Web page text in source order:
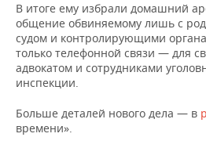
В итоге ему избрали домашний
общение обвиняемому лишь с
судом и контролирующими
только телефонной связи — для
адвокатом и сотрудниками
инспекции.
Больше деталей нового дела — в
времени».